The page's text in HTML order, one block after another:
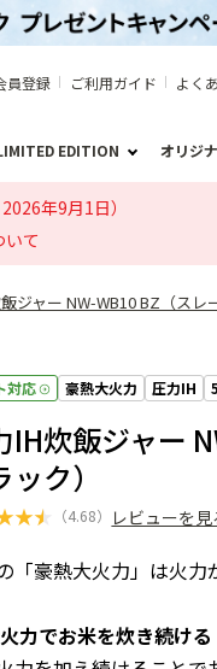
員登録 ご利用ガイド よく
EDITION オリジ
年9月1日）
いて
ジャー NW-WB10 BZ（スレ
対応 豪熱大火力 圧力IH
IH炊飯ジャー
ク）
★★ （4.68） レビューを見
「豪熱大火力」は火力
力でお米を炊き続ける